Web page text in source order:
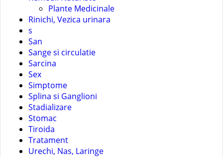
Plante Medicinale
Rinichi, Vezica urinara
s
San
Sange si circulatie
Sarcina
Sex
Simptome
Splina si Ganglioni
Stadializare
Stomac
Tiroida
Tratament
Urechi, Nas, Laringe